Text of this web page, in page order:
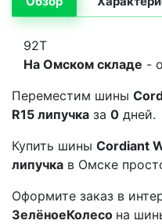
92T
На Омском складе -
Переместим шины
R15 липучка за 0 дней.
Купить шины Cordiant
липучка в Омске
Оформите заказ в
ЗелёноеКолесо на